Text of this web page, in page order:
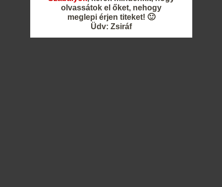
olvassátok el őket, nehogy
meglepi érjen titeket! 🙂
Üdv: Zsiráf